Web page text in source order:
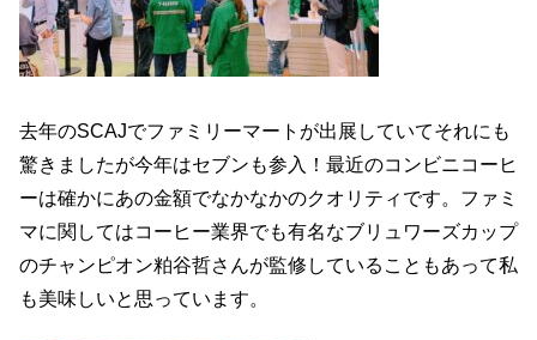
去年のSCAJでファミリーマートが出展していてそれにも
驚きましたが今年はセブンも参入！最近のコンビニコーヒ
ーは確かにあの金額でなかなかのクオリティです。ファミ
マに関してはコーヒー業界でも有名なブリュワーズカップ
のチャンピオン粕谷哲さんが監修していることもあって私
も美味しいと思っています。